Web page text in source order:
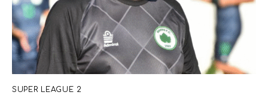
SUPER LEAGUE 2